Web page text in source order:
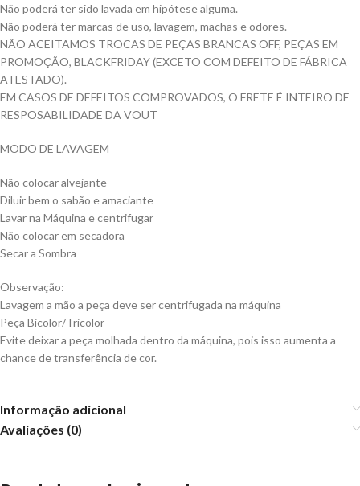
Não poderá ter sido lavada em hipótese alguma.
Não poderá ter marcas de uso, lavagem, machas e odores.
NÃO ACEITAMOS TROCAS DE PEÇAS BRANCAS OFF, PEÇAS EM
PROMOÇÃO, BLACKFRIDAY (EXCETO COM DEFEITO DE FÁBRICA
ATESTADO).
EM CASOS DE DEFEITOS COMPROVADOS, O FRETE É INTEIRO DE
RESPOSABILIDADE DA VOUT
MODO DE LAVAGEM
Não colocar alvejante
Diluir bem o sabão e amaciante
Lavar na Máquina e centrifugar
Não colocar em secadora
Secar a Sombra
Observação:
Lavagem a mão a peça deve ser centrifugada na máquina
Peça Bicolor/Tricolor
Evite deixar a peça molhada dentro da máquina, pois isso aumenta a
chance de transferência de cor.
Informação adicional
Avaliações (0)